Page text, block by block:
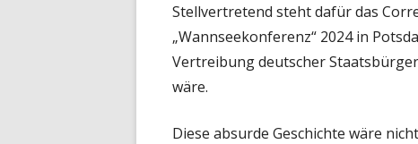
Stellvertretend steht dafür das
„Wannseekonferenz“ 2024 in
Vertreibung deutscher
wäre.
Diese absurde Geschichte wäre